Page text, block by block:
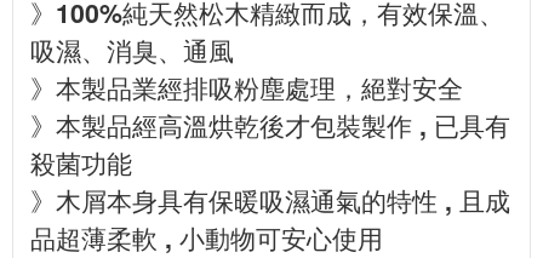
》100%純天然松木精緻而成，有效保溫、
吸濕、消臭、通風
》本製品業經排吸粉塵處理，絕對安全
》本製品經高溫烘乾後才包裝製作 , 已具有
殺菌功能
》木屑本身具有保暖吸濕通氣的特性 , 且成
品超薄柔軟 , 小動物可安心使用